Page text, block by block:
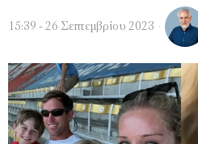
15:39 - 26 Σεπτεμβρίου 2023